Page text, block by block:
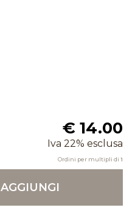
€ 14.00
Iva 22% esclusa
Ordini per multipli di 1
AGGIUNGI